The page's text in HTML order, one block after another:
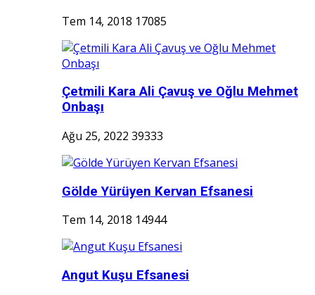
Tem 14, 2018 17085
Çetmili Kara Ali Çavuş ve Oğlu Mehmet
Onbaşı
Ağu 25, 2022 39333
Gölde Yürüyen Kervan Efsanesi
Tem 14, 2018 14944
Angut Kuşu Efsanesi